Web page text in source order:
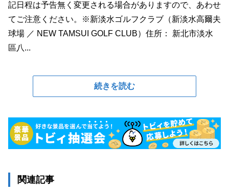
記日程は予告無く変更される場合がありますので、あわせ
てご注意ください。※新淡水ゴルフクラブ（新淡水高爾夫
球場 ／ NEW TAMSUI GOLF CLUB）住所： 新北市淡水
區八...
続きを読む
関連記事